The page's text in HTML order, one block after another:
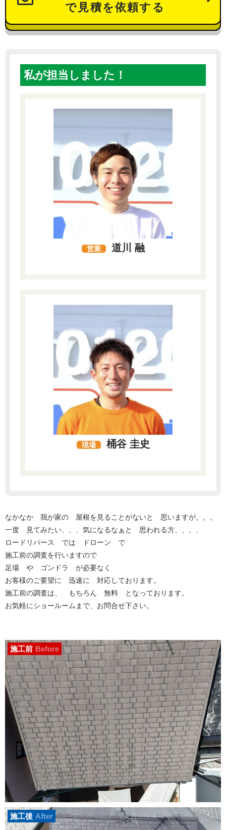
で見積を依頼する
私が担当しました！
営業 道川 融
現場 桶谷 圭史
なかなか 我が家の 屋根を見ることがないと 思いますが。。。
一度 見てみたい、、、気になるなぁと 思われる方、、、、
ロードリバース では ドローン で
施工前の調査を行いますので
足場 や ゴンドラ が必要なく
お客様のご要望に 迅速に 対応しております。
施工前の調査は、 もちろん 無料 となっております。
お気軽にショールームまで、お問合せ下さい。
施工前 Before
施工後 After